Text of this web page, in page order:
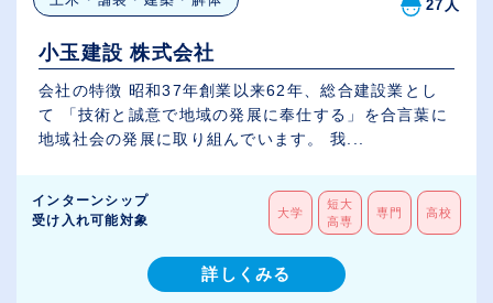
27人
小玉建設 株式会社
会社の特徴 昭和37年創業以来62年、総合建設業とし
て 「技術と誠意で地域の発展に奉仕する」を合言葉に
地域社会の発展に取り組んでいます。 我...
インターンシップ
受け入れ可能対象
大学
短大
高専
専門 高校
詳しくみる